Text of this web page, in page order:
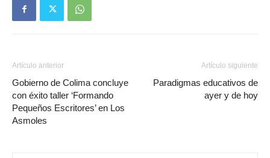
Artículo anterior
Gobierno de Colima concluye
con éxito taller ‘Formando
Pequeños Escritores’ en Los
Asmoles
Artículo siguiente
Paradigmas educativos de
ayer y de hoy